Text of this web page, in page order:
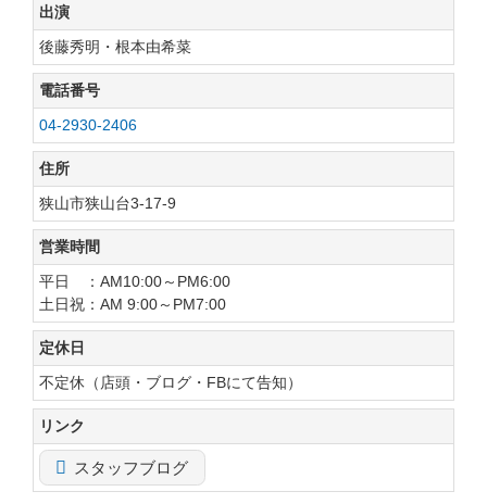
出演
後藤秀明・根本由希菜
電話番号
04-2930-2406
住所
狭山市狭山台3-17-9
営業時間
平日 ：AM10:00～PM6:00
土日祝：AM 9:00～PM7:00
定休日
不定休（店頭・ブログ・FBにて告知）
リンク
スタッフブログ